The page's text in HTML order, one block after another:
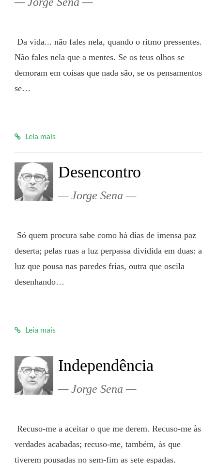
Não fales nela que a mentes. Se os teus olhos se
demoram em coisas que nada são, se os pensamentos
se…
Leia mais
Desencontro
Jorge Sena
deserta; pelas ruas a luz perpassa dividida em duas: a
luz que pousa nas paredes frias, outra que oscila
desenhando…
Leia mais
Independência
Jorge Sena
verdades acabadas; recuso-me, também, às que
tiverem pousadas no sem-fim as sete espadas.